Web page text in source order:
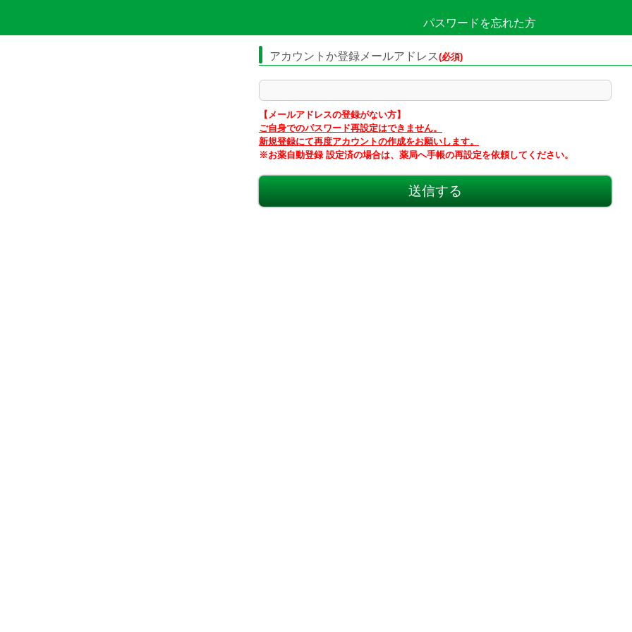
パスワードを忘れた方
アカウントか登録メールアドレス
【メールアドレスの登録がない方】
ご自身でのパスワード再設定はできません。
新規登録にて再度アカウントの作成をお願いします。
※お薬自動登録 設定済の場合は、薬局へ手帳の再設定を依頼してください。
送信する